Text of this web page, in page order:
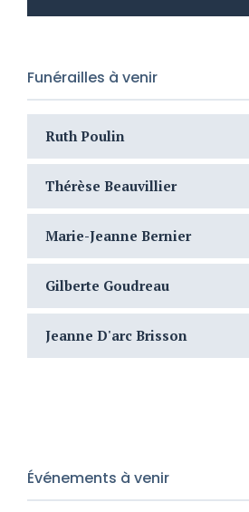
Funérailles à venir
Ruth Poulin
Thérèse Beauvillier
Marie-Jeanne Bernier
Gilberte Goudreau
Jeanne D'arc Brisson
Événements à venir